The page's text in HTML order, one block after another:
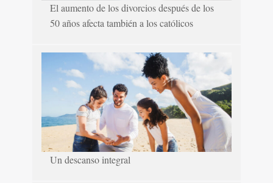
El aumento de los divorcios después de los
50 años afecta también a los católicos
Un descanso integral